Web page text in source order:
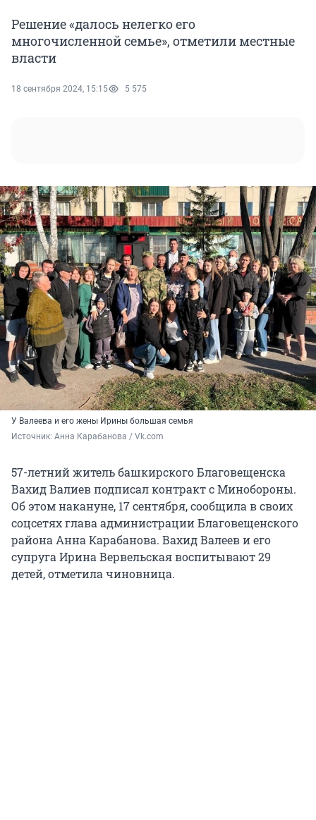
Решение «далось нелегко его
многочисленной семье», отметили местные
власти
18 сентября 2024, 15:15 5 575
У Валеева и его жены Ирины большая семья
Источник: Анна Карабанова / Vk.com
57-летний житель башкирского Благовещенска
Вахид Валиев подписал контракт с Минобороны.
Об этом накануне, 17 сентября, сообщила в своих
соцсетях глава администрации Благовещенского
района Анна Карабанова. Вахид Валеев и его
супруга Ирина Вервельская воспитывают 29
детей, отметила чиновница.